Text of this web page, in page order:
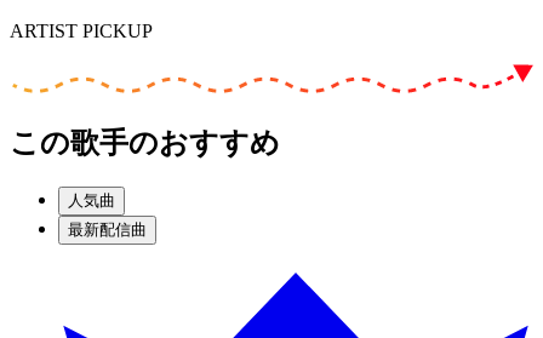
ARTIST PICKUP
この歌手のおすすめ
人気曲
最新配信曲